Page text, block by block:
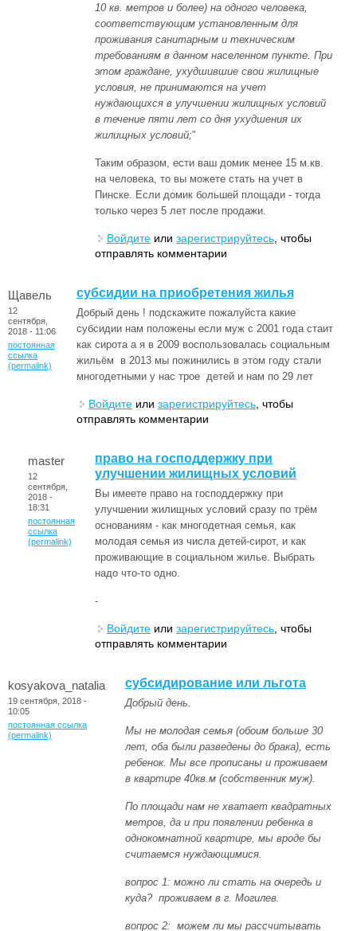
10 кв. метров и более) на одного человека,
соответствующим установленным для
проживания санитарным и техническим
требованиям в данном населенном пункте. При
этом граждане, ухудшившие свои жилищные
условия, не принимаются на учет
нуждающихся в улучшении жилищных условий
в течение пяти лет со дня ухудшения их
жилищных условий;"
Таким образом, ести ваш домик менее 15 м.кв.
на человека, то вы можете стать на учет в
Пинске. Если домик большей площади - тогда
только через 5 лет после продажи.
Войдите или зарегистрируйтесь , чтобы
отправлять комментарии
Щавель
12
сентября,
2018 - 11:06
постоянная
ссылка
(permalink)
субсидии на приобретения жилья
Добрый день ! подскажите пожалуйста какие
субсидии нам положены если муж с 2001 года стаит
как сирота а я в 2009 воспользовалась социальным
жильём в 2013 мы пожинились в этом году стали
многодетными у нас трое детей и нам по 29 лет
Войдите или зарегистрируйтесь , чтобы
отправлять комментарии
master
12
сентября,
2018 -
18:31
постоянная
ссылка
(permalink)
право на господдержку при
улучшении жилищных условий
Вы имеете право на господдержку при
улучшении жилищных условий сразу по трём
основаниям - как многодетная семья, как
молодая семья из числа детей-сирот, и как
проживающие в социальном жилье. Выбрать
надо что-то одно.
-
Войдите или зарегистрируйтесь , чтобы
отправлять комментарии
kosyakova_natalia
19 сентября, 2018 -
10:05
постоянная ссылка
(permalink)
субсидирование или льгота
Добрый день.
Мы не молодая семья (обоим больше 30
лет, оба были разведены до брака), есть
ребенок. Мы все прописаны и проживаем
в квартире 40кв.м (собственник муж).
По площади нам не хватает квадратных
метров, да и при появлении ребенка в
однокомнатной квартире, мы вроде бы
считаемся нуждающимися.
вопрос 1: можно ли стать на очередь и
куда? проживаем в г. Могилев.
вопрос 2: можем ли мы рассчитывать